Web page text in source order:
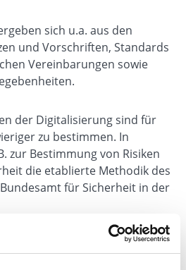
sich u.a. aus den
und Vorschriften, Standards
Vereinbarungen sowie
der Digitalisierung sind für
zu bestimmen. In
zur Bestimmung von Risiken
die etablierte Methodik des
für Sicherheit in der